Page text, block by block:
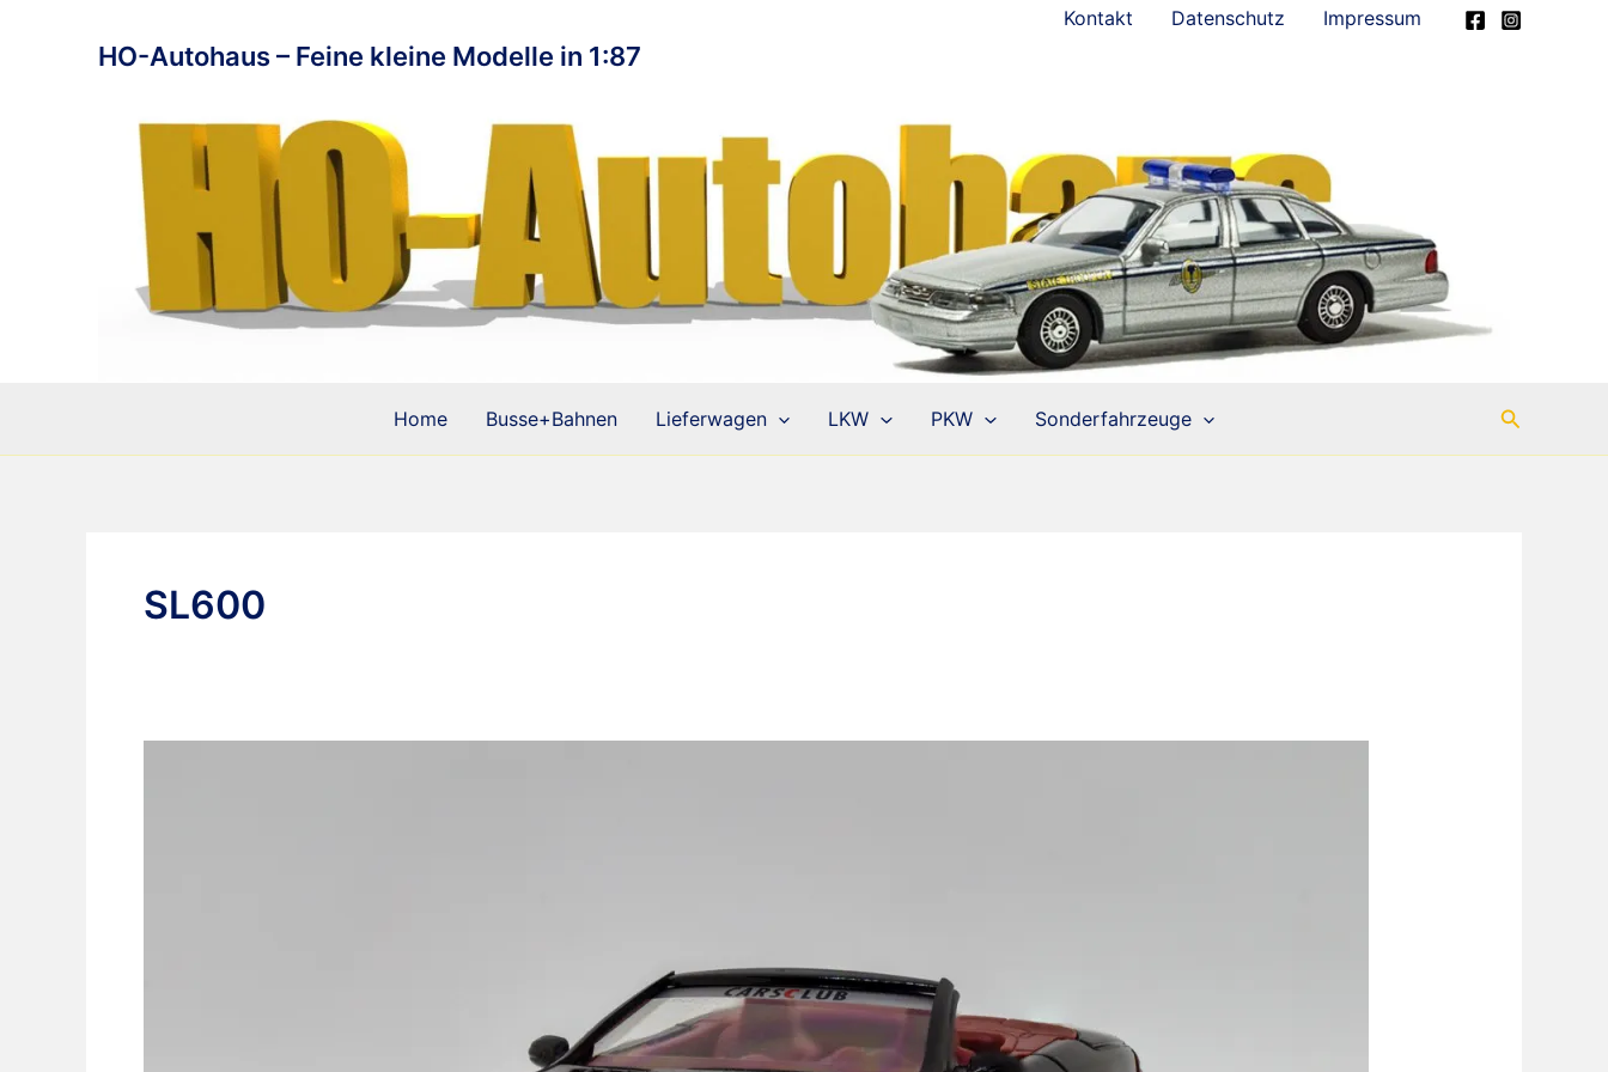
Kontakt Datenschutz Impressum
HO-Autohaus – Feine kleine Modelle in 1:87
Home Busse+Bahnen Lieferwagen LKW PKW Sonderfahrzeuge Suchen
SL600